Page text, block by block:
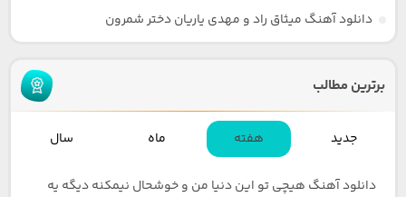
دانلود آهنگ میثاق راد و مهدی یاریان دختر شمرون
برترین مطالب
جدید هفته ماه سال
دانلود آهنگ هیچی تو این دنیا من و خوشحال نیمکنه دیگه یه